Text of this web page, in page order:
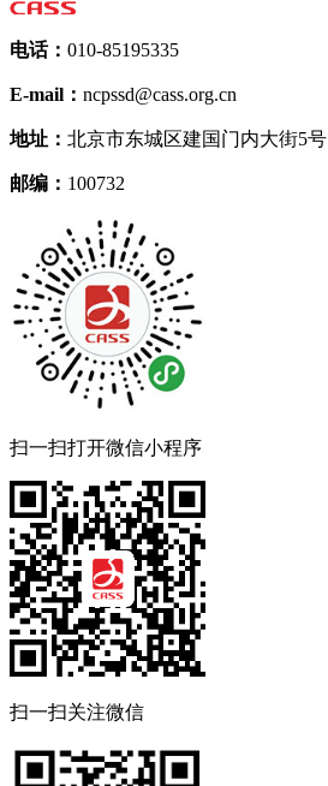
电话： 010-85195335
E-mail： ncpssd@cass.org.cn
地址： 北京市东城区建国门内大街5号
邮编： 100732
扫一扫打开微信小程序
扫一扫关注微信